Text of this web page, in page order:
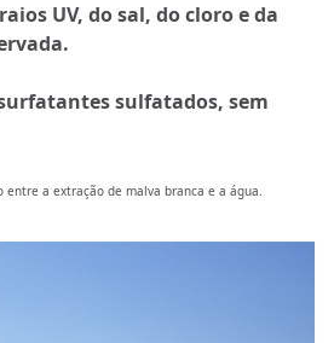
UV, do sal, do cloro e da
sulfatados, sem
entre a extração de malva branca e a água.